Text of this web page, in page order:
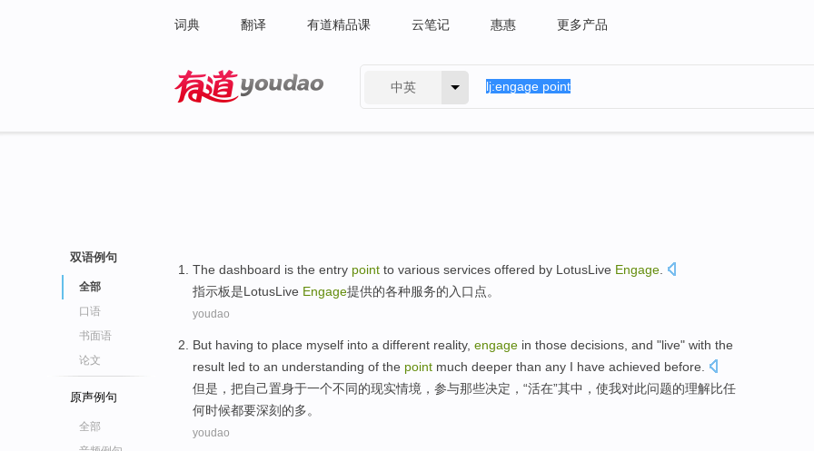
词典 翻译 有道精品课 云笔记 惠惠 更多产品
中英
双语例句
全部
口语
书面语
论文
原声例句
全部
The dashboard is the entry point to various services offered by LotusLive Engage
指示板是LotusLive Engage提供的各种服务的 入口 点。
youdao
But having to place myself into a different reality, engage in those decisions , and "live" with the
result led to an understanding of the point much deeper than any I have achieved before.
但是 ， 把自己置身于一个不同的现实情境 ， 参与那些决定 ，“活在”其中，使我对此问题的理解比任
何时候都要深刻 的多。
youdao